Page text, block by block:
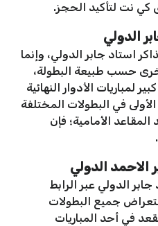
كي نت لتأكيد الحجز.
الدولي
استاد جابر الدولي، وإنما
حسب طبيعة البطولة،
لمباريات الأدوار النهائية
الأولى في البطولات المختلفة
الأمامية؛ فإن
الاحمد الدولي
الدولي عبر الرابط
جميع البطولات
في أحد المباريات